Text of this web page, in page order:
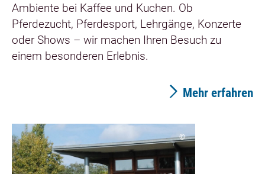
Ambiente bei Kaffee und Kuchen. Ob
Pferdezucht, Pferdesport, Lehrgänge, Konzerte
oder Shows – wir machen Ihren Besuch zu
einem besonderen Erlebnis.
Mehr erfahren
©